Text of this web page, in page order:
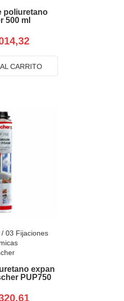
poliuretano
500 ml
CARRITO
/03 Fijaciones
expan
PUP750